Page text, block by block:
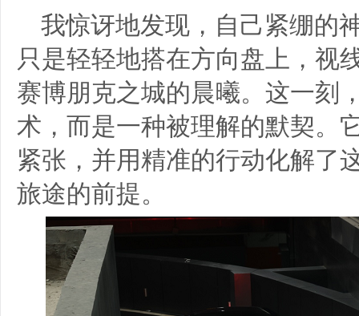
我惊讶地发现，自己紧绷的
只是轻轻地搭在方向盘上，视
赛博朋克之城的晨曦。这一刻
术，而是一种被理解的默契。
紧张，并用精准的行动化解了
旅途的前提。